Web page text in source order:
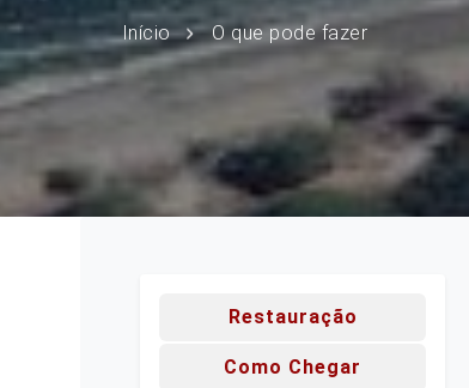
Início O que pode fazer
Restauração
Como Chegar